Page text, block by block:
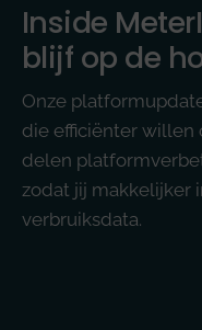
Inside
blijf op de
Onze
die efficiënter willen
delen
zodat jij makkelijker
verbruiksdata.